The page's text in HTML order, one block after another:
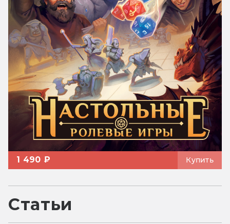
1 490 ₽ Купить
Статьи